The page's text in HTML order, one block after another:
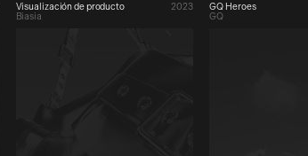
Visualización de producto
2023
Biasia
GQ Heroes
GQ